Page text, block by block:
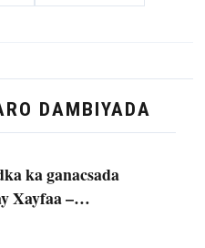
DAMBIYADA
ka ganacsada
Xayfaa –…